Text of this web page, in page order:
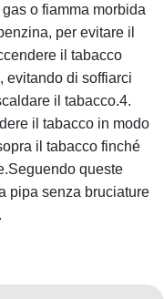
o fiamma morbida
per evitare il
il tabacco
evitando di soffiarci
il tabacco.4.
il tabacco in modo
il tabacco finché
queste
pipa senza bruciature